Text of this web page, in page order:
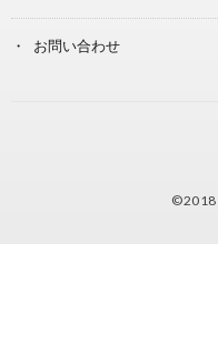
お問い合わせ
©2018